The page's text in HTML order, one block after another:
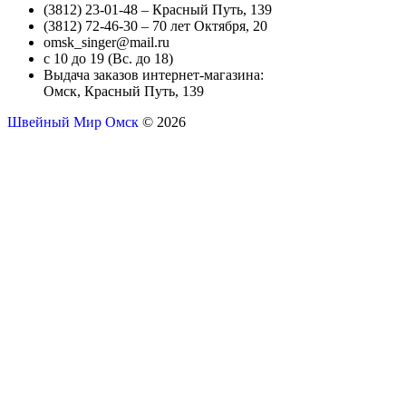
(3812) 23-01-48 – Красный Путь, 139
(3812) 72-46-30 – 70 лет Октября, 20
omsk_singer@mail.ru
с 10 до 19 (Вс. до 18)
Выдача заказов интернет-магазина:
Омск, Красный Путь, 139
Швейный Мир Омск © 2026